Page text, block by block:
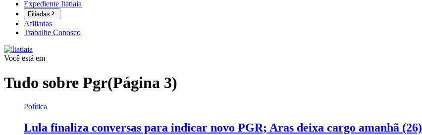
Expediente Itatiaia
Filiadas
Afiliadas
Trabalhe Conosco
Você está em
Tudo sobre Pgr(Página 3)
Política
Lula finaliza conversas para indicar novo PGR; Aras deixa cargo amanhã (26)